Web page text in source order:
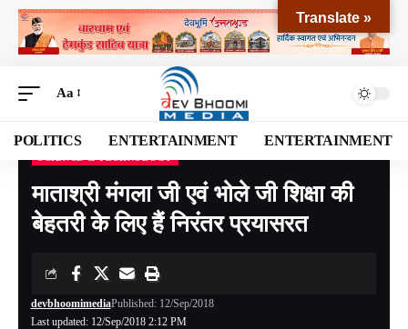
Aa
POLITICS ENTERTAINMENT ENTERTAINMENT
Devbhoomi Media>Blog> Science & Technology>माताश्री मंगला जी एवं भोले जी शिक्षा की बेहतरी के लिए हैं निरंतर प्रयासरत
माताश्री मंगला जी एवं भोले जी शिक्षा की
बेहतरी के लिए हैं निरंतर प्रयासरत
Last updated: 12/Sep/2018 2:12 PM
devbhoomimediaPublished: 12/Sep/2018
Translate »